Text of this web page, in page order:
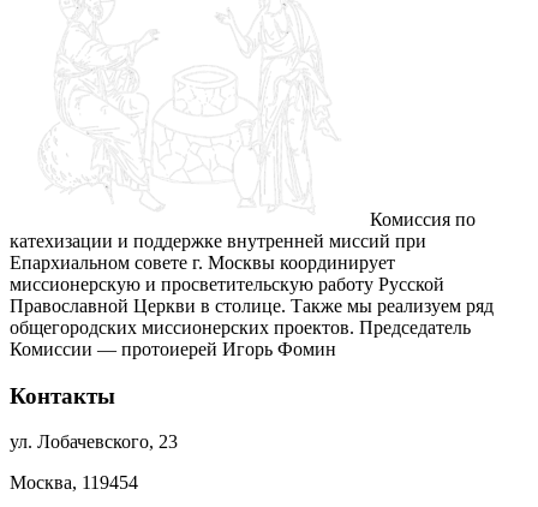
Комиссия по
катехизации и поддержке внутренней миссий при
Епархиальном совете г. Москвы координирует
миссионерскую и просветительскую работу Русской
Православной Церкви в столице. Также мы реализуем ряд
общегородских миссионерских проектов. Председатель
Комиссии — протоиерей Игорь Фомин
Контакты
ул. Лобачевского, 23
Москва, 119454